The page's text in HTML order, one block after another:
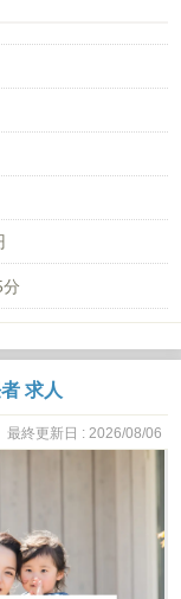
求人
最終更新日 : 2026/08/06